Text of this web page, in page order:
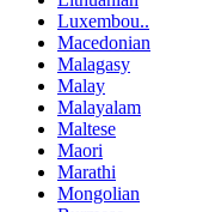
Luxembou..
Macedonian
Malagasy
Malay
Malayalam
Maltese
Maori
Marathi
Mongolian